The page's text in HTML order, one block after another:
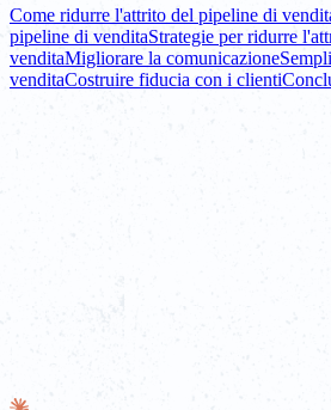
Come ridurre l'attrito del pipeline di
pipeline di venditaStrategie per ridurre
venditaMigliorare la comunicazione
venditaCostruire fiducia con i clienti